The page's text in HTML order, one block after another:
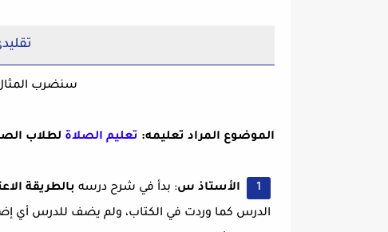
سنضرب
الموضوع المراد تعليمه: تعليم الصلاة لطلاب
الأستاذ س: بدأ في شرح درسه بالطريقة
الدرس كما وردت في الكتاب، ولم يضف للدرس أي